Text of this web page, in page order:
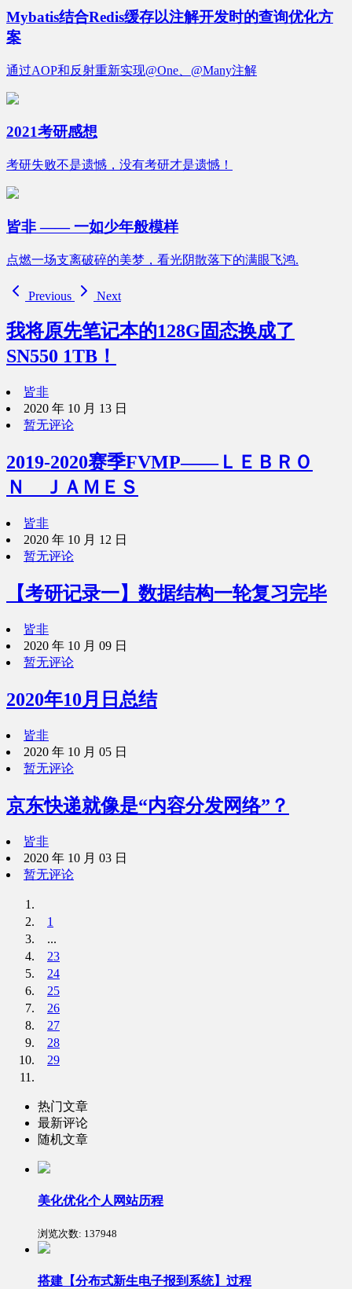
Mybatis结合Redis缓存以注解开发时的查询优化方
案
通过AOP和反射重新实现@One、@Many注解
2021考研感想
考研失败不是遗憾，没有考研才是遗憾！
皆非 —— 一如少年般模样
点燃一场支离破碎的美梦，看光阴散落下的满眼飞鸿.
Previous Next
我将原先笔记本的128G固态换成了
SN550 1TB！
皆非
2020 年 10 月 13 日
暂无评论
2019-2020赛季FVMP——ＬＥＢＲＯ
Ｎ ＪＡＭＥＳ
皆非
2020 年 10 月 12 日
暂无评论
【考研记录一】数据结构一轮复习完毕
皆非
2020 年 10 月 09 日
暂无评论
2020年10月日总结
皆非
2020 年 10 月 05 日
暂无评论
京东快递就像是“内容分发网络”？
皆非
2020 年 10 月 03 日
暂无评论
1
...
23
24
25
26
27
28
29
热门文章
最新评论
随机文章
美化优化个人网站历程
浏览次数: 137948
搭建【分布式新生电子报到系统】过程